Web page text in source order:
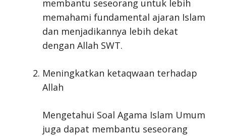
membantu seseorang untuk lebih
memahami fundamental ajaran Islam
dan menjadikannya lebih dekat
dengan Allah SWT.
Meningkatkan ketaqwaan terhadap
Allah
Mengetahui Soal Agama Islam Umum
juga dapat membantu seseorang